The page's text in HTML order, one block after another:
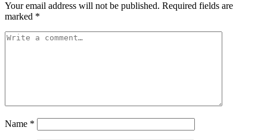
Your email address will not be published. Required fields are
marked *
Name *